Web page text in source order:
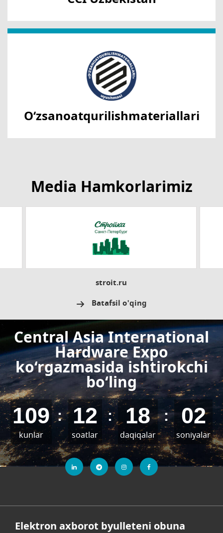
O‘zsanoatqurilishmateriallari
Media Hamkorlarimiz
stroit.ru
Batafsil o'qing
Central Asia International
Hardware Expo
ko‘rgazmasida ishtirokchi
bo‘ling
109
kunlar
: 12
soatlar
: 18
daqiqalar
: 01
soniyalar
Elektron axborot byulleteni obuna